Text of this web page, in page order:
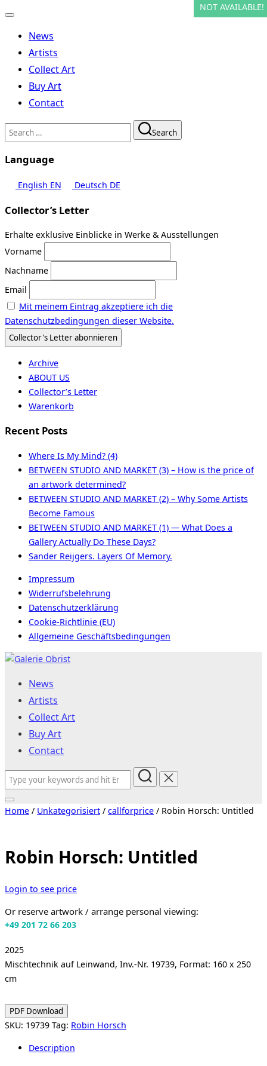
Toggle
navigationNews
Artists
Collect Art
Buy Art
Contact
Search
for:
Search
Language
English EN Deutsch DE
Collector’s Letter
Erhalte exklusive Einblicke in Werke & Ausstellungen
Vorname
Nachname
Email
Mit meinem Eintrag akzeptiere ich die
Datenschutzbedingungen dieser Website.
Archive
ABOUT US
Collector’s Letter
Warenkorb
Recent Posts
Where Is My Mind? (4)
BETWEEN STUDIO AND MARKET (3) – How is the price of
an artwork determined?
BETWEEN STUDIO AND MARKET (2) – Why Some Artists
Become Famous
BETWEEN STUDIO AND MARKET (1) — What Does a
Gallery Actually Do These Days?
Sander Reijgers. Layers Of Memory.
Impressum
Widerrufsbelehrung
Datenschutzerklärung
Cookie-Richtlinie (EU)
Allgemeine Geschäftsbedingungen
Skip
contentNews
Artists
Collect Art
Buy Art
Contact
Search
for:
Toggle
sidebar
Home / Unkategorisiert / callforprice / Robin Horsch: Untitled
Robin Horsch: Untitled
Login to see price
Or reserve artwork / arrange personal viewing:
+49 201 72 66 203
2025
Mischtechnik auf Leinwand, Inv.-Nr. 19739, Format: 160 x 250
cm
PDF Download
SKU: 19739 Tag: Robin Horsch
Description
NOT AVAILABLE!
NOT AVAILABLE!
NOT AVAILABLE!
NOT AVAILABLE!